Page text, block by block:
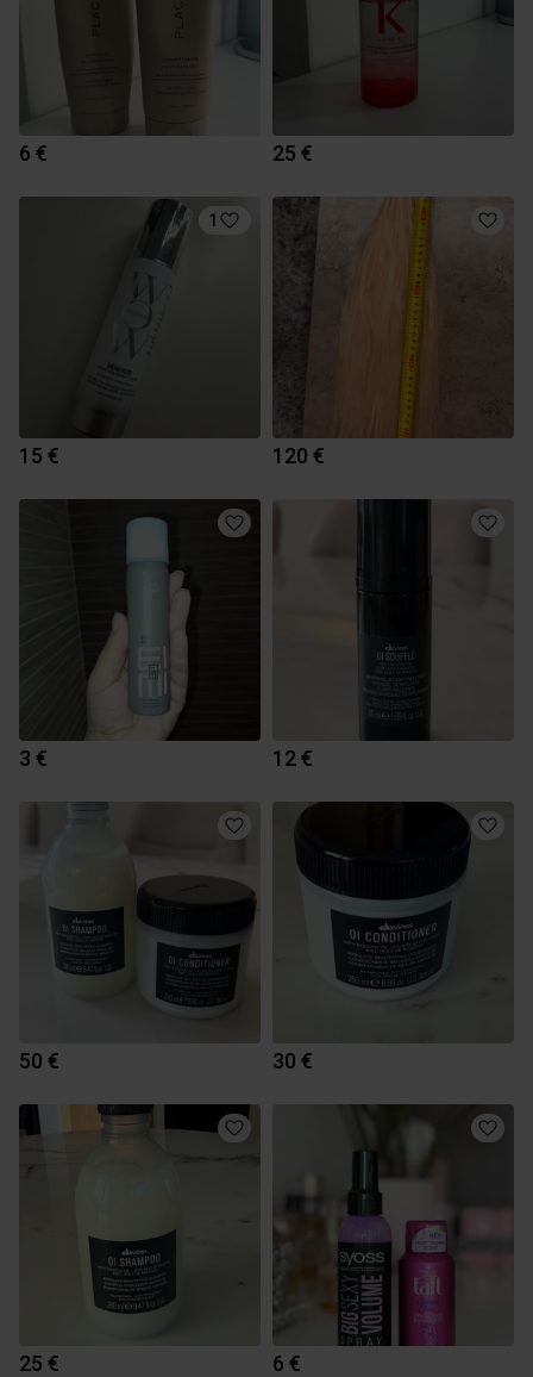
6 € 25 €
1
15 € 120 €
3 € 12 €
50 € 30 €
25 € 6 €